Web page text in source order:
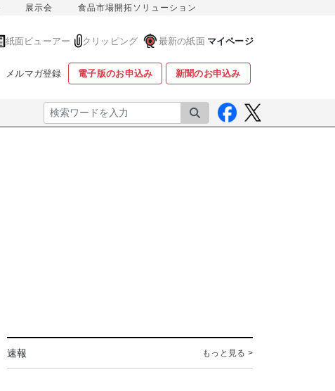
展示会 食品市場開拓ソリューション
紙面ビューアー クリッピング 最新の紙面 マイページ
メルマガ登録 電子版のお申込み 新聞のお申込み
検索
速報 もっと見る >